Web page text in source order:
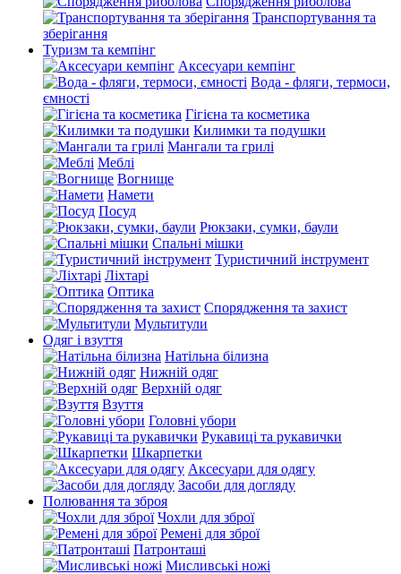
Транспортування та
зберігання
Туризм та кемпінг
Аксесуари кемпінг
Вода - фляги, термоси,
ємності
Гігієна та косметика
Килимки та подушки
Мангали та грилі
Меблі
Вогнище
Намети
Посуд
Рюкзаки, сумки, баули
Спальні мішки
Туристичний інструмент
Ліхтарі
Оптика
Спорядження та захист
Мультитули
Одяг і взуття
Натільна білизна
Нижній одяг
Верхній одяг
Взуття
Головні убори
Рукавиці та рукавички
Шкарпетки
Аксесуари для одягу
Засоби для догляду
Полювання та зброя
Чохли для зброї
Ремені для зброї
Патронташі
Мисливські ножі